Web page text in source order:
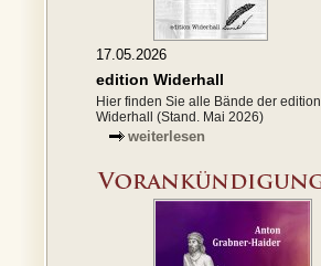
17.05.2026
edition Widerhall
Hier finden Sie alle Bände der edition
Widerhall (Stand. Mai 2026)
weiterlesen